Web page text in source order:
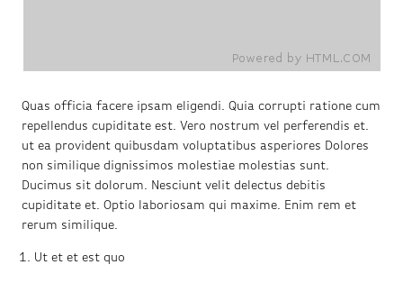
Quas officia facere ipsam eligendi. Quia corrupti ratione cum
repellendus cupiditate est. Vero nostrum vel perferendis et.
ut ea provident quibusdam voluptatibus asperiores Dolores
non similique dignissimos molestiae molestias sunt.
Ducimus sit dolorum. Nesciunt velit delectus debitis
cupiditate et. Optio laboriosam qui maxime. Enim rem et
rerum similique.
Ut et et est quo